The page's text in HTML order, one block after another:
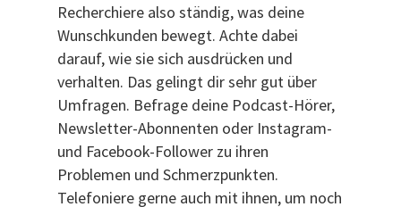
Recherchiere also ständig, was deine
Wunschkunden bewegt. Achte dabei
darauf, wie sie sich ausdrücken und
verhalten. Das gelingt dir sehr gut über
Umfragen. Befrage deine Podcast-Hörer,
Newsletter-Abonnenten oder Instagram-
und Facebook-Follower zu ihren
Problemen und Schmerzpunkten.
Telefoniere gerne auch mit ihnen, um noch